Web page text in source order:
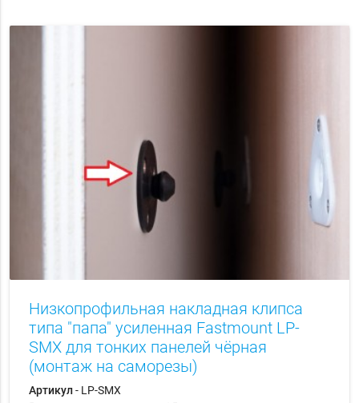
Низкопрофильная накладная клипса
типа "папа" усиленная Fastmount LP-
SMX для тонких панелей чёрная
(монтаж на саморезы)
Артикул- LP-SMX